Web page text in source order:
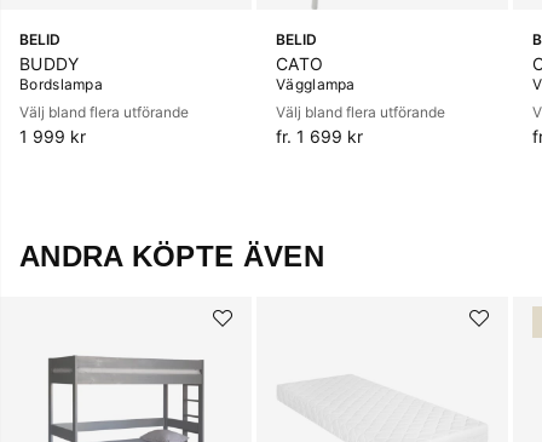
BELID
BUDDY
Bordslampa
Välj bland flera utförande
1 999 kr
BELID
CATO
Vägglampa
Välj bland flera utförande
fr. 1 699 kr
ANDRA KÖPTE ÄVEN